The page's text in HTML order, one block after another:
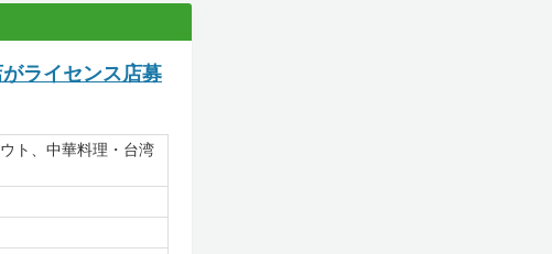
ライセンス店募
ト、中華料理・台湾